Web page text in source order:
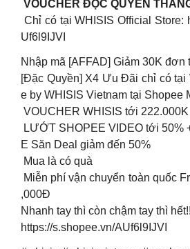
VOUCHER ĐỘC QUYỀN
Chỉ có tại WHISIS Official Store:
Uf6l9IJVI
Nhập mã [AFFAD] Giảm 30K đơn
[Đặc Quyền] X4 Ưu Đãi chỉ có tại
e by WHISIS Vietnam tại Shopee
VOUCHER WHISIS tới 222.000K
LƯỚT SHOPEE VIDEO tới 50%
E Săn Deal giảm đến 50%
Mua là có quà
Miễn phí vận chuyển toàn quốc
,000Đ
Nhanh tay thì còn chậm tay thì hết!!
https://s.shopee.vn/AUf6l9IJVI